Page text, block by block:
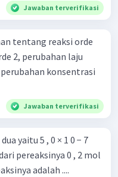
Jawaban terverifikasi
tentang reaksi orde
konsentrasi
Jawaban terverifikasi
yaitu 5 , 0 × 1 0 − 7
pereaksinya 0 , 2 mol
adalah ....